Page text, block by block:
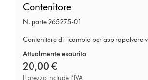
Contenitore
N. parte 965275-01
Contenitore di ricambio per aspirapolvere
Attualmente esaurito
20,00 €
Il prezzo include l’IVA